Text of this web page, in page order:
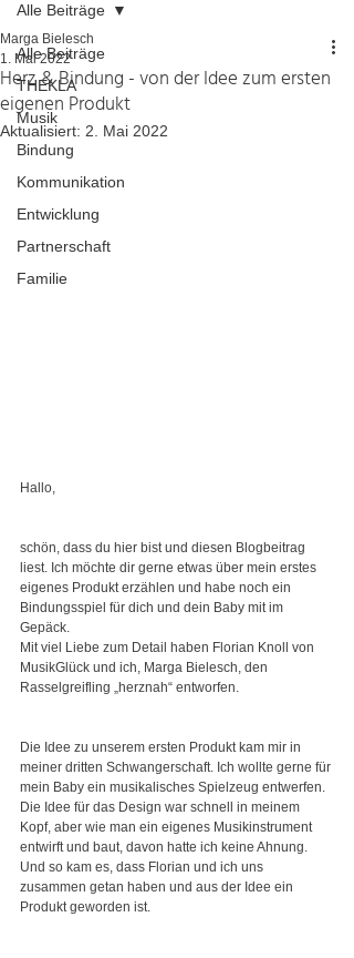
Alle Beiträge
THEKLA
Musik
Bindung
Kommunikation
Entwicklung
Partnerschaft
Familie
Alle Beiträge
Herz & Bindung - von der Idee zum ersten
eigenen Produkt
Marga Bielesch
1. Mai 2022
Aktualisiert: 2. Mai 2022
Hallo,
schön, dass du hier bist und diesen Blogbeitrag
liest. Ich möchte dir gerne etwas über mein erstes
eigenes Produkt erzählen und habe noch ein
Bindungsspiel für dich und dein Baby mit im
Gepäck.
Mit viel Liebe zum Detail haben Florian Knoll von
MusikGlück und ich, Marga Bielesch, den
Rasselgreifling „herznah“ entworfen.
Die Idee zu unserem ersten Produkt kam mir in
meiner dritten Schwangerschaft. Ich wollte gerne für
mein Baby ein musikalisches Spielzeug entwerfen.
Die Idee für das Design war schnell in meinem
Kopf, aber wie man ein eigenes Musikinstrument
entwirft und baut, davon hatte ich keine Ahnung.
Und so kam es, dass Florian und ich uns
zusammen getan haben und aus der Idee ein
Produkt geworden ist.